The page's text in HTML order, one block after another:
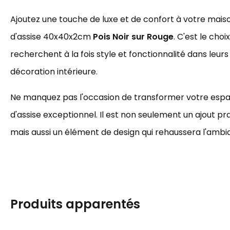
Ajoutez une touche de luxe et de confort à votre
d'assise 40x40x2cm Pois Noir sur Rouge. C'est le
recherchent à la fois style et fonctionnalité dans
décoration intérieure.
Ne manquez pas l'occasion de transformer votre
d'assise exceptionnel. Il est non seulement un ajout
mais aussi un élément de design qui rehaussera
Produits apparentés